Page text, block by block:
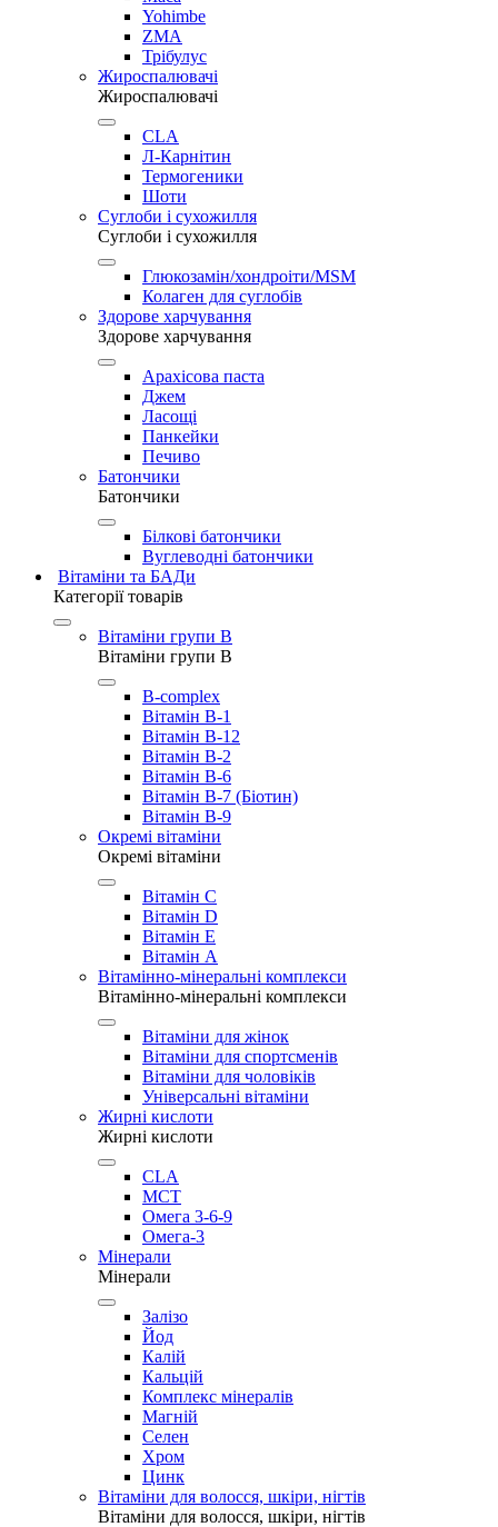
Yohimbe
ZMA
Трібулус
Жироспалювачі
Жироспалювачі
CLA
Л-Карнітин
Термогеники
Шоти
Суглоби і сухожилля
Суглоби і сухожилля
Глюкозамін/хондроіти/MSM
Колаген для суглобів
Здорове харчування
Здорове харчування
Арахісова паста
Джем
Ласощі
Панкейки
Печиво
Батончики
Батончики
Білкові батончики
Вуглеводні батончики
Вітаміни та БАДи
Категорії товарів
Вітаміни групи B
Вітаміни групи B
B-complex
Вітамін B-1
Вітамін B-12
Вітамін B-2
Вітамін B-6
Вітамін B-7 (Біотин)
Вітамін B-9
Окремі вітаміни
Окремі вітаміни
Вітамін C
Вітамін D
Вітамін E
Вітамін А
Вітамінно-мінеральні комплекси
Вітамінно-мінеральні комплекси
Вітаміни для жінок
Вітаміни для спортсменів
Вітаміни для чоловіків
Універсальні вітаміни
Жирні кислоти
Жирні кислоти
CLA
MCT
Омега 3-6-9
Омега-3
Мінерали
Мінерали
Залізо
Йод
Калій
Кальцій
Комплекс мінералів
Магній
Селен
Хром
Цинк
Вітаміни для волосся, шкіри, нігтів
Вітаміни для волосся, шкіри, нігтів